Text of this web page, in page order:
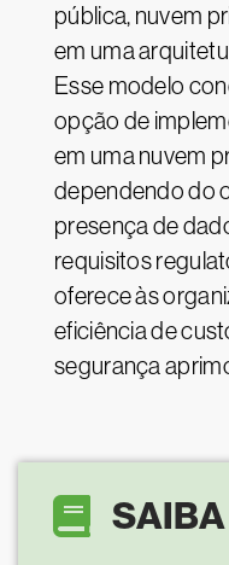
pública, nuvem
em uma
Esse modelo
opção de
em uma nuvem
dependendo do
presença de
requisitos
oferece às
eficiência de
segurança